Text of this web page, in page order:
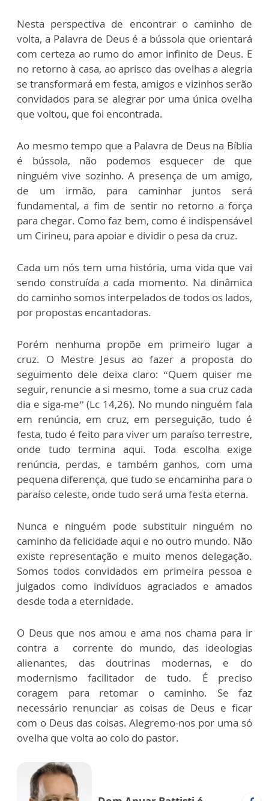
Nesta perspectiva de encontrar o caminho de
volta, a Palavra de Deus é a bússola que orientará
com certeza ao rumo do amor infinito de Deus. E
no retorno à casa, ao aprisco das ovelhas a alegria
se transformará em festa, amigos e vizinhos serão
convidados para se alegrar por uma única ovelha
que voltou, que foi encontrada.
Ao mesmo tempo que a Palavra de Deus na Bíblia
é bússola, não podemos esquecer de que
ninguém vive sozinho. A presença de um amigo,
de um irmão, para caminhar juntos será
fundamental, a fim de sentir no retorno a força
para chegar. Como faz bem, como é indispensável
um Cirineu, para apoiar e dividir o pesa da cruz.
Cada um nós tem uma história, uma vida que vai
sendo construída a cada momento. Na dinâmica
do caminho somos interpelados de todos os lados,
por propostas encantadoras.
Porém nenhuma propõe em primeiro lugar a
cruz. O Mestre Jesus ao fazer a proposta do
seguimento dele deixa claro: “Quem quiser me
seguir, renuncie a si mesmo, tome a sua cruz cada
dia e siga-me” (Lc 14,26). No mundo ninguém fala
em renúncia, em cruz, em perseguição, tudo é
festa, tudo é feito para viver um paraíso terrestre,
onde tudo termina aqui. Toda escolha exige
renúncia, perdas, e também ganhos, com uma
pequena diferença, que tudo se encaminha para o
paraíso celeste, onde tudo será uma festa eterna.
Nunca e ninguém pode substituir ninguém no
caminho da felicidade aqui e no outro mundo. Não
existe representação e muito menos delegação.
Somos todos convidados em primeira pessoa e
julgados como indivíduos agraciados e amados
desde toda a eternidade.
O Deus que nos amou e ama nos chama para ir
contra a corrente do mundo, das ideologias
alienantes, das doutrinas modernas, e do
modernismo facilitador de tudo. É preciso
coragem para retomar o caminho. Se faz
necessário renunciar as coisas de Deus e ficar
com o Deus das coisas. Alegremo-nos por uma só
ovelha que volta ao colo do pastor.